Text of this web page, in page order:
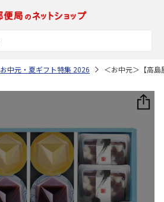
お中元・夏ギフト特集 2026 ＜お中元＞【高